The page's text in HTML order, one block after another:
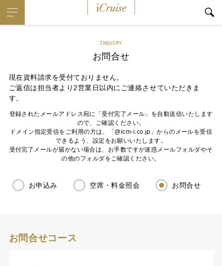
INQUIRY
お問合せ
現在資料請求を受付ておりません。
ご返信は担当者より2営業日以内にご連絡させていただきま
す。
登録されたメールアドレス宛に「受付完了メール」を自動送信いたします
ので、ご確認ください。
ドメイン指定受信をご利用の方は、「@icm-i.co.jp」からのメールを受信
できるよう、設定をお願いいたします。
受付完了メールが届かない場合は、お手数ですが迷惑メールフォルダやそ
の他のフォルダをご確認ください。
お申込み 空席・料金照会 お問合せ
お問合せコース